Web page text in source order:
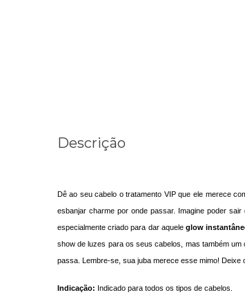
Descrição
Dê ao seu cabelo o tratamento VIP que ele merece
esbanjar charme por onde passar. Imagine poder
especialmente criado para dar aqueleglow
show de luzes para os seus cabelos, mas também
passa. Lembre-se, sua juba merece esse mimo! Deixe
Indicação: Indicado para todos os tipos de cabelos.